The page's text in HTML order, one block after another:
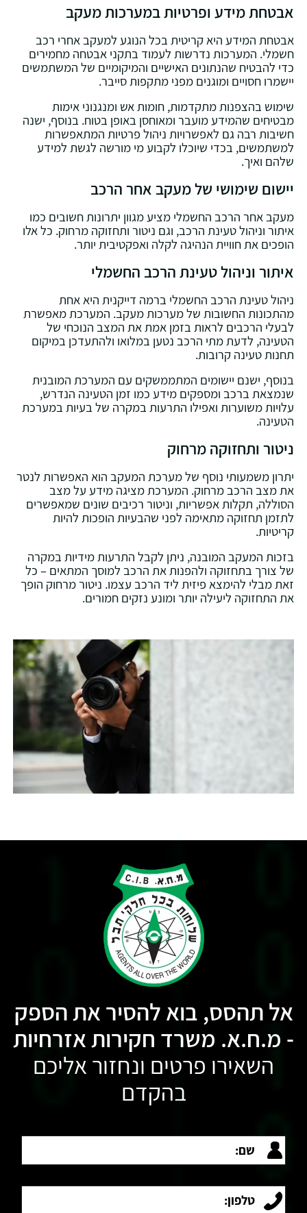
אבטחת מידע ופרטיות במערכות מעקב
אבטחת המידע היא קריטית בכל הנוגע למעקב אחרי רכב
חשמלי. המערכות נדרשות לעמוד בתקני אבטחה מחמירים
כדי להבטיח שהנתונים האישיים והמיקומיים של המשתמשים
יישמרו חסויים ומוגנים מפני מתקפות סייבר.
שימוש בהצפנות מתקדמות, חומות אש ומנגנוני אימות
מבטיחים שהמידע מועבר ומאוחסן באופן בטוח. בנוסף, ישנה
חשיבות רבה גם לאפשרויות ניהול פרטיות המתאפשרות
למשתמשים, בכדי שיוכלו לקבוע מי מורשה לגשת למידע
שלהם ואיך.
יישום שימושי של מעקב אחר הרכב
מעקב אחר הרכב החשמלי מציע מגוון יתרונות חשובים כמו
איתור וניהול טעינת הרכב, וגם ניטור ותחזוקה מרחוק. כל אלו
הופכים את חוויית הנהיגה לקלה ואפקטיבית יותר.
איתור וניהול טעינת הרכב החשמלי
ניהול טעינת הרכב החשמלי ברמה דייקנית היא אחת
מהתכונות החשובות של מערכות מעקב. המערכת מאפשרת
לבעלי הרכבים לראות בזמן אמת את המצב הנוכחי של
הטעינה, לדעת מתי הרכב נטען במלואו ולהתעדכן במיקום
תחנות טעינה קרובות.
בנוסף, ישנם יישומים המתממשקים עם המערכת המובנית
שנמצאת ברכב ומספקים מידע כמו זמן הטעינה הנדרש,
עלויות משוערות ואפילו התרעות במקרה של בעיות במערכת
הטעינה.
ניטור ותחזוקה מרחוק
יתרון משמעותי נוסף של מערכת המעקב הוא האפשרות לנטר
את מצב הרכב מרחוק. המערכת מציגה מידע על מצב
הסוללה, תקלות אפשריות, וניטור רכיבים שונים שמאפשרים
לתזמן תחזוקה מתאימה לפני שהבעיות הופכות להיות
קריטיות.
בזכות המעקב המובנה, ניתן לקבל התרעות מידיות במקרה
של צורך בתחזוקה ולהפנות את הרכב למוסך המתאים – כל
זאת מבלי להימצא פיזית ליד הרכב עצמו. ניטור מרחוק הופך
את התחזוקה ליעילה יותר ומונע נזקים חמורים.
אל תהסס, בוא להסיר את הספק
- מ.ח.א. משרד חקירות אזרחיות
השאירו פרטים ונחזור אליכם
בהקדם
שם:
טלפון: